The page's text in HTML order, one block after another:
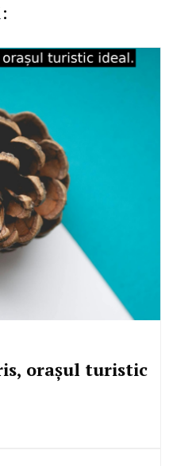
orașul turistic